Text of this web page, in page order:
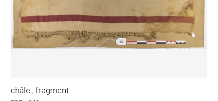
châle ; fragment